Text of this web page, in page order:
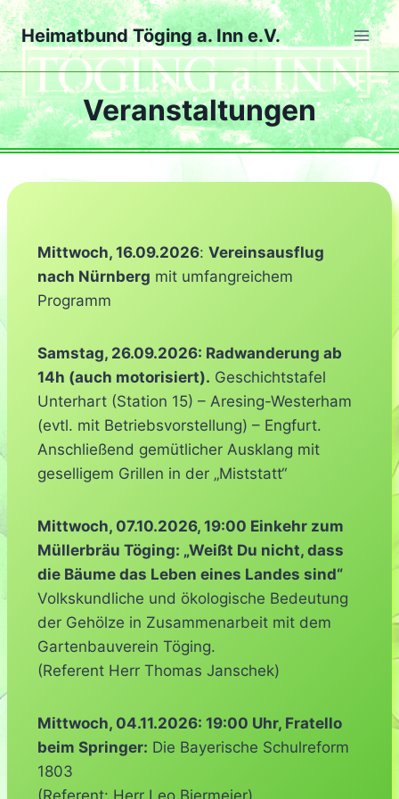
Heimatbund Töging a. Inn e.V.
Veranstaltungen
Mittwoch, 16.09.2026: Vereinsausflug
nach Nürnberg mit umfangreichem
Programm
Samstag, 26.09.2026: Radwanderung ab
14h (auch motorisiert). Geschichtstafel
Unterhart (Station 15) – Aresing-Westerham
(evtl. mit Betriebsvorstellung) – Engfurt.
Anschließend gemütlicher Ausklang mit
geselligem Grillen in der „Miststatt“
Mittwoch, 07.10.2026, 19:00 Einkehr zum
Müllerbräu Töging: „Weißt Du nicht, dass
die Bäume das Leben eines Landes sind“
Volkskundliche und ökologische Bedeutung
der Gehölze in Zusammenarbeit mit dem
Gartenbauverein Töging.
(Referent Herr Thomas Janschek)
Mittwoch, 04.11.2026: 19:00 Uhr, Fratello
beim Springer: Die Bayerische Schulreform
1803
(Referent: Herr Leo Biermeier)